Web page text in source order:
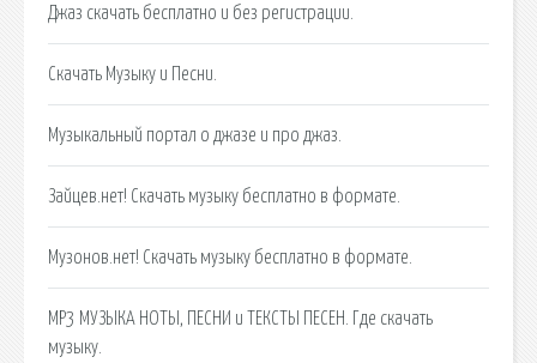
Джаз скачать бесплатно и без регистрации.
Скачать Музыку и Песни.
Музыкальный портал о джазе и про джаз.
Зайцев.нет! Скачать музыку бесплатно в формате.
Музонов.нет! Скачать музыку бесплатно в формате.
MP3 МУЗЫКА НОТЫ, ПЕСНИ и ТЕКСТЫ ПЕСЕН. Где скачать
музыку.